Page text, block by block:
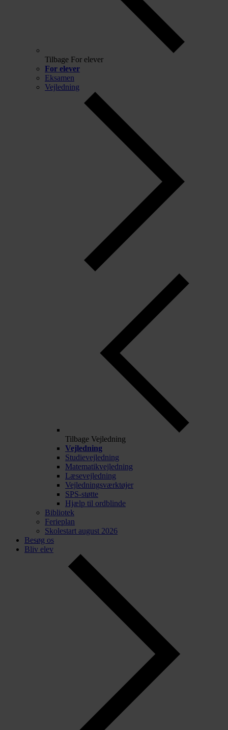
Tilbage For elever
For elever
Eksamen
Vejledning
Tilbage Vejledning
Vejledning
Studievejledning
Matematikvejledning
Læsevejledning
Vejledningsværktøjer
SPS-støtte
Hjælp til ordblinde
Bibliotek
Ferieplan
Skolestart august 2026
Besøg os
Bliv elev